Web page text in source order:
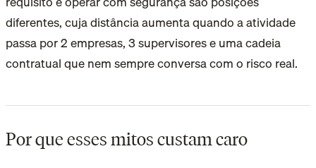
diferentes, cuja distância aumenta quando a atividade
passa por 2 empresas, 3 supervisores e uma cadeia
contratual que nem sempre conversa com o risco real.
Por que esses mitos custam caro